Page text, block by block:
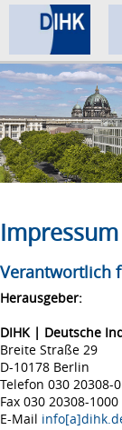
Home
Datenschutz
Impressum
Impressum
Verantwortlich
Herausgeber:
DIHK | Deutsche
Breite Straße 29
D-10178 Berlin
Telefon 030 20308-0
Fax 030 20308-1000
E-Mail